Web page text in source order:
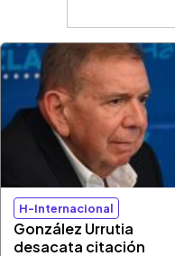
H-Internacional
González Urrutia
desacata citación